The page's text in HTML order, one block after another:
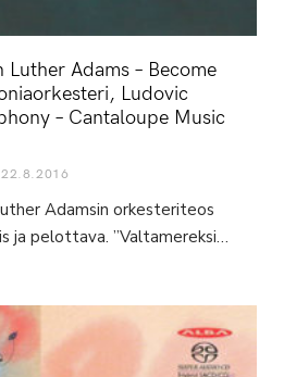
Luther Adams – Become
Ludovic
– Cantaloupe Music
22.8.2016
Adamsin orkesteriteos
ja pelottava. ”Valtamereksi…